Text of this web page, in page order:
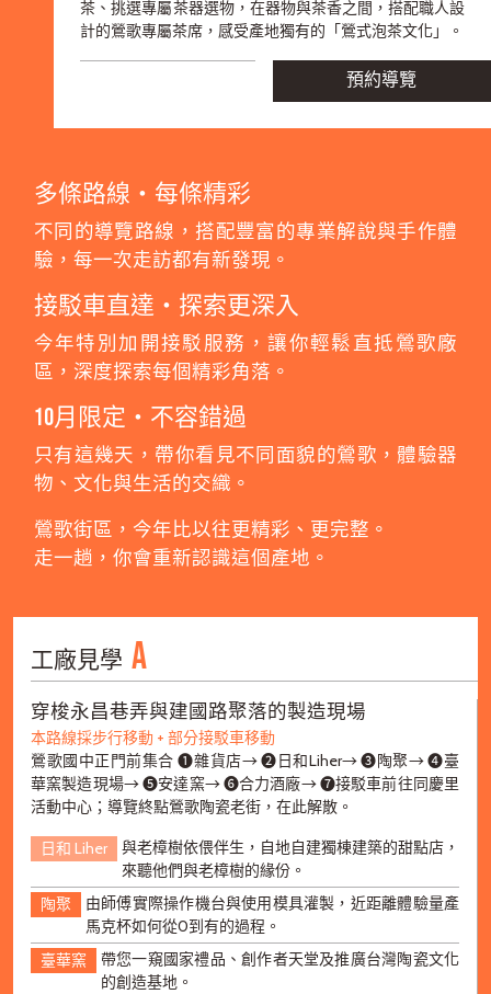
茶、挑選專屬茶器選物，在器物與茶香之間，搭配職人設
計的鶯歌專屬茶席，感受產地獨有的「鶯式泡茶文化」。
預約導覽
多條路線・每條精彩
不同的導覽路線，搭配豐富的專業解說與手作體
驗，每一次走訪都有新發現。
接駁車直達・探索更深入
今年特別加開接駁服務，讓你輕鬆直抵鶯歌廠
區，深度探索每個精彩角落。
10月限定・不容錯過
只有這幾天，帶你看見不同面貌的鶯歌，體驗器
物、文化與生活的交織。
鶯歌街區，今年比以往更精彩、更完整。
走一趟，你會重新認識這個產地。
工廠見學 A
穿梭永昌巷弄與建國路聚落的製造現場
本路線採步行移動 + 部分接駁車移動
鶯歌國中正門前集合 ➊雜貨店→ ➋日和Liher→ ➌陶聚→ ➍臺
華窯製造現場→ ➎安達窯→ ➏合力酒廠→ ➐接駁車前往同慶里
活動中心；導覽終點鶯歌陶瓷老街，在此解散。
日和 Liher
與老樟樹依偎伴生，自地自建獨棟建築的甜點店，
來聽他們與老樟樹的緣份。
陶聚
由師傅實際操作機台與使用模具灌製，近距離體驗量產
馬克杯如何從0到有的過程。
臺華窯
帶您一窺國家禮品、創作者天堂及推廣台灣陶瓷文化
的創造基地。